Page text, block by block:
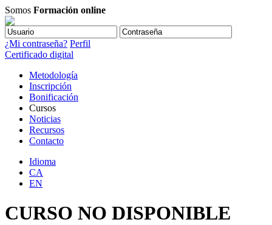
Somos Formación online
¿Mi contraseña? Perfil
Certificado digital
Metodología
Inscripción
Bonificación
Cursos
Noticias
Recursos
Contacto
Idioma
CA
EN
CURSO NO DISPONIBLE